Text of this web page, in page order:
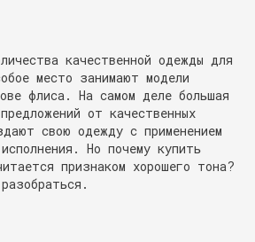
качественной одежды для
место занимают модели
флиса. На самом деле большая
от качественных
свою одежду с применением
Но почему купить
признаком хорошего тона?